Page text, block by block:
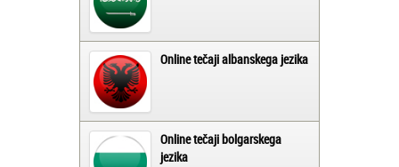
Online tečaji albanskega jezika
Online tečaji bolgarskega
jezika